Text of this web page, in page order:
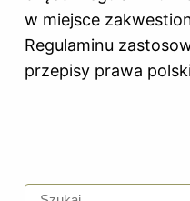
w miejsce
Regulaminu
przepisy prawa